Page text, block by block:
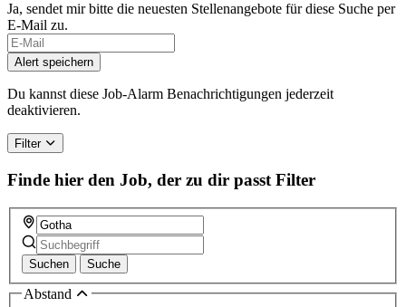
Ja, sendet mir bitte die neuesten Stellenangebote für diese Suche per
E-Mail zu.
If
you
are
a
human,
this
field
Alert speichern
Du kannst diese Job-Alarm Benachrichtigungen jederzeit
deaktivieren.
Filter
Finde hier den Job, der zu dir passt Filter
Suchen Suche
Abstand